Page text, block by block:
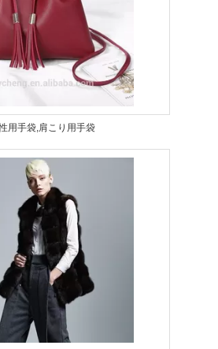
用手袋,肩こり用手袋